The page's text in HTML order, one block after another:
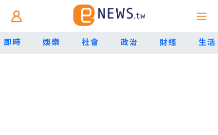
即時 娛樂 社會 政治 財經 生活